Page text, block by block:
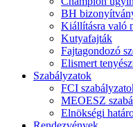
BH
Kiállításra való
Kutyafajták
Fajtagondozó
Elismert
Szabályzatok
FCI
MEOESZ
Elnökségi